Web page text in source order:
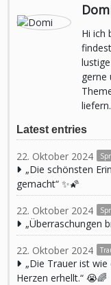
Hi ich
gerne
Latest entries
22. Oktober 2024
„Die schönsten
gemacht“ ✨🌠
22. Oktober 2024
„Überraschungen
22. Oktober 2024
„Die Trauer ist
Herzen erhellt.“ 😭🌈